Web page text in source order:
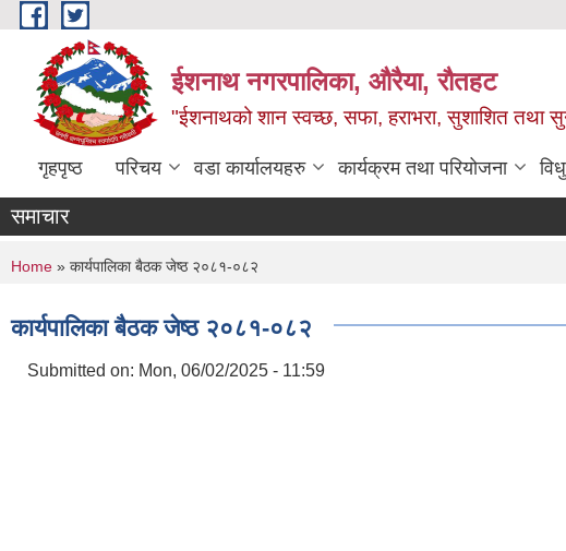
Skip to main content
ईशनाथ नगरपालिका, औरैया, रौतहट
"ईशनाथको शान स्वच्छ, सफा, हराभरा, सुशाशित तथा
गृहपृष्ठ परिचय वडा कार्यालयहरु कार्यक्रम तथा परियोजना
समाचार
You are here
Home » कार्यपालिका बैठक जेष्ठ २०८१-०८२
कार्यपालिका बैठक जेष्ठ २०८१-०८२
Submitted on: Mon, 06/02/2025 - 11:59